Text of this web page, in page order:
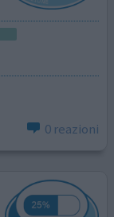
0 reazioni